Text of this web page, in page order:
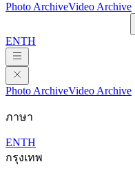
Photo ArchiveVideo Archive
ENTH
Photo ArchiveVideo Archive
ภาษา
ENTH
กรุงเทพ